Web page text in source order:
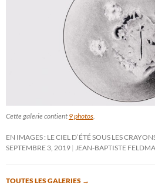
Cette galerie contient 9 photos
EN IMAGES : LE CIEL D’ÉTÉ SOUS LES
SEPTEMBRE 3, 2019
JEAN-BAPTISTE
TOUTES LES GALERIES →